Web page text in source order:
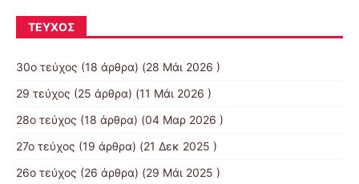
ΤΕΎΧΟΣ
30ο τεύχος (18 άρθρα) (28 Μάι 2026 )
29 τεύχος (25 άρθρα) (11 Μάι 2026 )
28ο τεύχος (18 άρθρα) (04 Μαρ 2026 )
27ο τεύχος (19 άρθρα) (21 Δεκ 2025 )
26ο τεύχος (26 άρθρα) (29 Μάι 2025 )